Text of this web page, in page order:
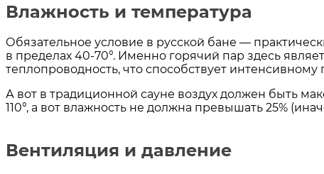
Влажность и температура
Обязательное условие в русской бане —
в пределах 40-70°. Именно горячий пар здесь
теплопроводность, что способствует интенсивному
А вот в традиционной сауне воздух должен быть
110°, а вот влажность не должна превышать 25%
Вентиляция и давление